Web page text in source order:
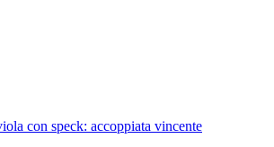
con speck: accoppiata vincente